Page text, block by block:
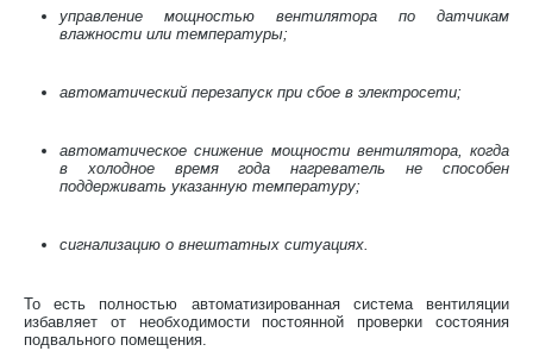
управление мощностью вентилятора по датчикам
влажности или температуры;
автоматический перезапуск при сбое в электросети;
автоматическое снижение мощности вентилятора, когда
в холодное время года нагреватель не способен
поддерживать указанную температуру;
сигнализацию о внештатных ситуациях.
То есть полностью автоматизированная система вентиляции
избавляет от необходимости постоянной проверки состояния
подвального помещения.